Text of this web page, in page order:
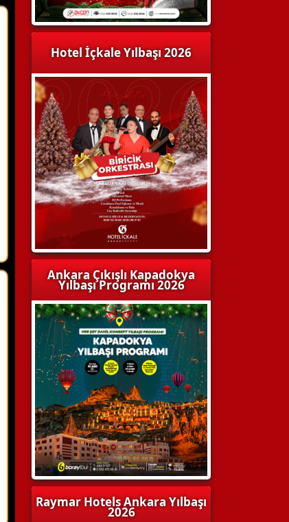
Hotel İçkale Yılbaşı 2026
Ankara Çıkışlı Kapadokya
Yılbaşı Programı 2026
Raymar Hotels Ankara Yılbaşı
2026